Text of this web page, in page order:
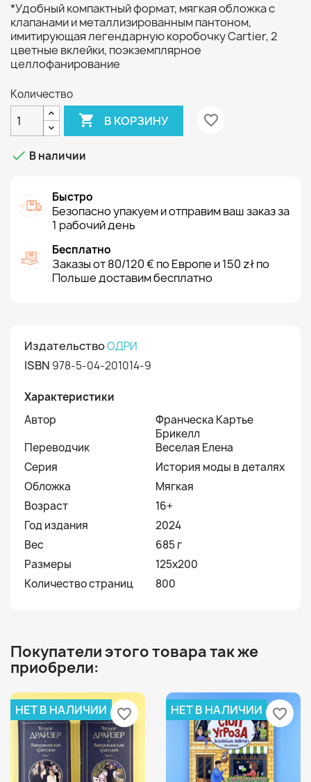
*Удобный компактный формат, мягкая обложка с
клапанами и металлизированным пантоном,
имитирующая легендарную коробочку Cartier, 2
цветные вклейки, поэкземплярное
целлофанирование
Количество
 В КОРЗИНУ favorite_border
 В наличии
Быстро
Безопасно упакуем и отправим ваш заказ за
1 рабочий день
Бесплатно
Заказы от 80/120 € по Европе и 150 zł по
Польше доставим бесплатно
ИздательствоОДРИ
ISBN 978-5-04-201014-9
Характеристики
Автор
Франческа Картье
Брикелл
Переводчик
Веселая Елена
Серия
История моды в деталях
Обложка
Мягкая
Возраст
16+
Год издания
2024
Вес
685 г
Размеры
125x200
Количество страниц
800
Покупатели этого товара так же
приобрели:
НЕТ В НАЛИЧИИ favorite_border НЕТ В НАЛИЧИИ favorite_border